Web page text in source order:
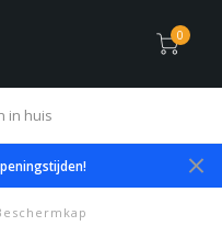
0
in huis